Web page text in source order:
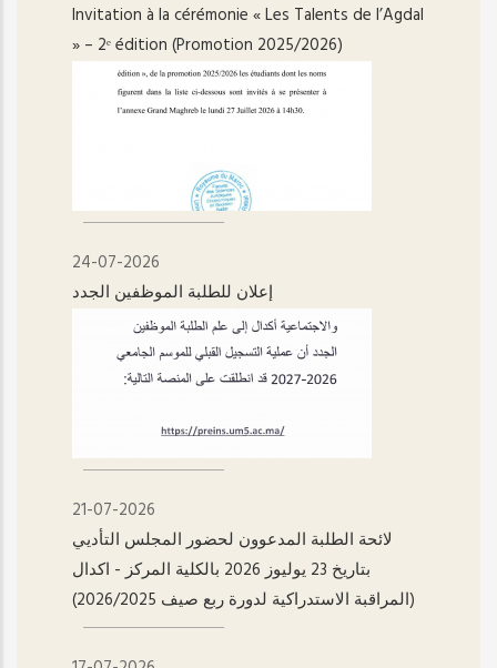
Invitation à la cérémonie « Les Talents de l’Agdal
» – 2ᵉ édition (Promotion 2025/2026)
24-07-2026
إعلان للطلبة الموظفين الجدد
21-07-2026
لائحة الطلبة المدعوون لحضور المجلس التأديي
بتاريخ 23 يوليوز 2026 بالكلية المركز - اکدال
(المراقبة الاستدراكية لدورة ربع صيف 2026/2025)